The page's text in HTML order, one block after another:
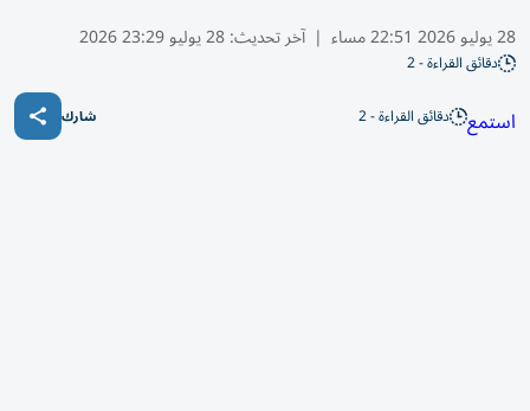
28 يوليو 2026 22:51 مساء | آخر تحديث:28 يوليو 23:29 2026
دقائق القراءة - 2
استمع دقائق القراءة - 2 شارك